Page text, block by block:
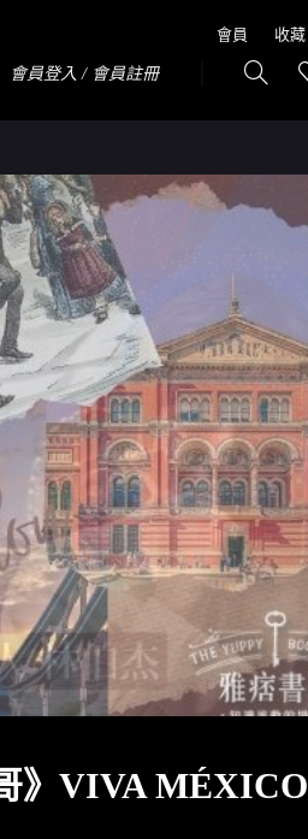
會員 收藏
會員登入 / 會員註冊
》VIVA MÉXICO